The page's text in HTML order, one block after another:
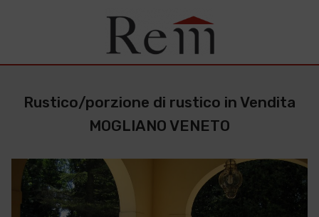
Rustico/porzione di rustico in Vendita
MOGLIANO VENETO